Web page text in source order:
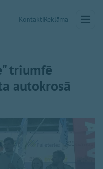
KontaktiReklāma
triumfē
autokrosā